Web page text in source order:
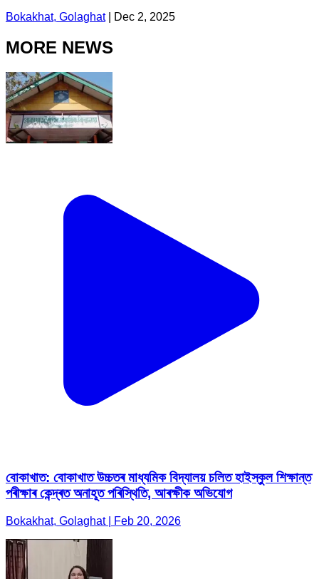
Bokakhat, Golaghat| Dec 2, 2025
MORE NEWS
বোকাখাত: বোকাখাত উচ্চতৰ মাধ্যমিক বিদ্যালয় চলিত হাইস্কুল শিক্ষান্ত
পৰীক্ষাৰ কেন্দ্ৰত অনাহূত পৰিস্থিতি, আৰক্ষীক অভিযোগ
Bokakhat, Golaghat | Feb 20, 2026